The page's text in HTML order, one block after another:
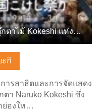
ะกิ
ารสาธิตและการจัดแสดง
า Naruko Kokeshi ซึ่ง
ย่องให…
เทศกาลตุ๊กตาไม้ Kokeshi แห่งชาติและนิทรรศการเครื่องเขิน Na…